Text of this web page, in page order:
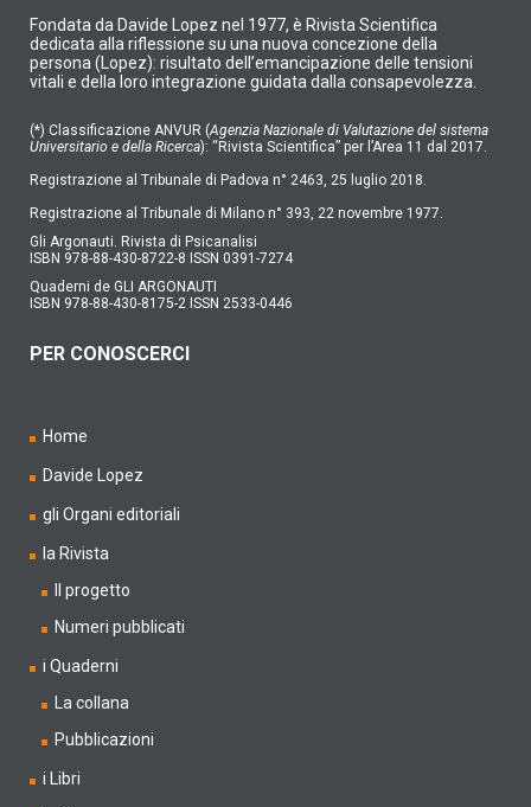
Fondata da Davide Lopez nel 1977, è Rivista Scientifica
dedicata alla riflessione su una nuova concezione della
persona (Lopez): risultato dell’emancipazione delle tensioni
vitali e della loro integrazione guidata dalla consapevolezza.
(*) Classificazione ANVUR (Agenzia Nazionale di Valutazione del sistema
Universitario e della Ricerca): “Rivista Scientifica” per l’Area 11 dal 2017.
Registrazione al Tribunale di Padova n° 2463, 25 luglio 2018.
Registrazione al Tribunale di Milano n° 393, 22 novembre 1977.
Gli Argonauti. Rivista di Psicanalisi
ISBN 978-88-430-8722-8 ISSN 0391-7274
Quaderni de GLI ARGONAUTI
ISBN 978-88-430-8175-2 ISSN 2533-0446
PER CONOSCERCI
Home
Davide Lopez
gli Organi editoriali
la Rivista
Il progetto
Numeri pubblicati
i Quaderni
La collana
Pubblicazioni
i Libri